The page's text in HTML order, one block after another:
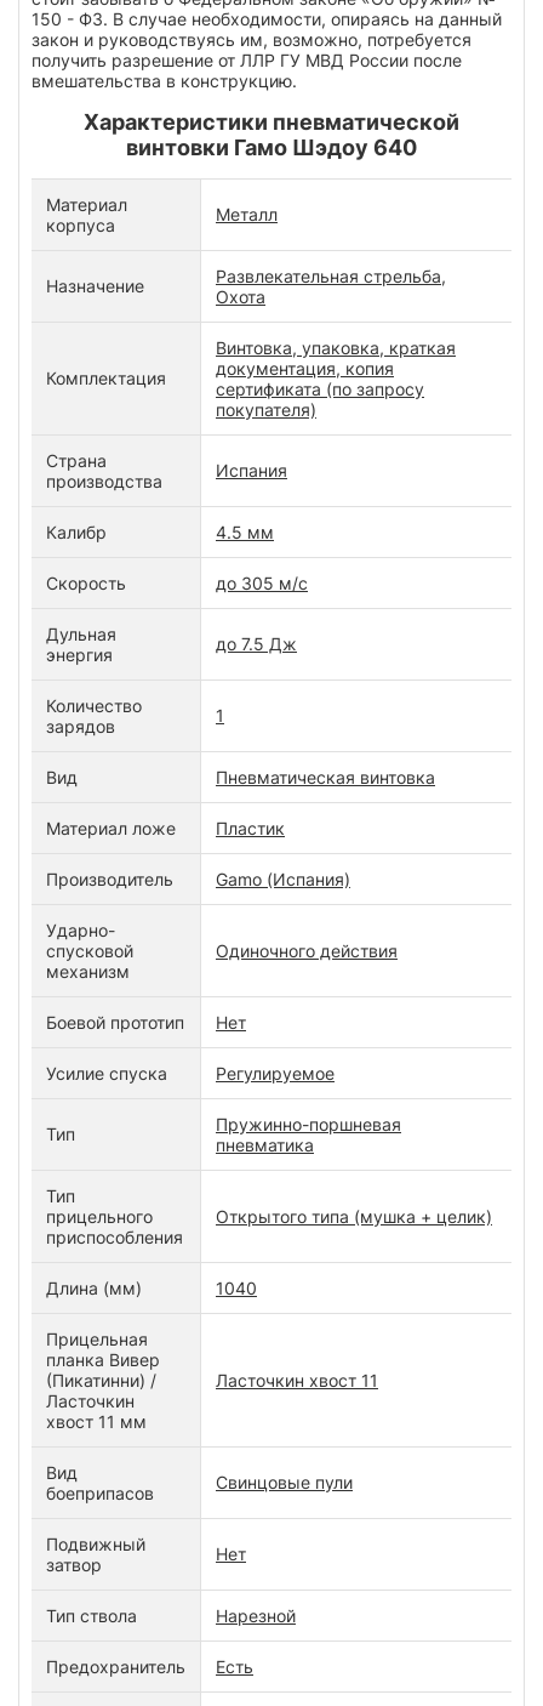
150 - ФЗ. В случае необходимости, опираясь на данный
закон и руководствуясь им, возможно, потребуется
получить разрешение от ЛЛР ГУ МВД России после
вмешательства в конструкцию.
Характеристики пневматической
винтовки Гамо Шэдоу 640
Материал
корпуса
Металл
Назначение
Развлекательная стрельба,
Охота
Комплектация
Винтовка, упаковка, краткая
документация, копия
сертификата (по запросу
покупателя)
Страна
производства
Испания
Калибр 4.5 мм
Скорость до 305 м/с
Дульная
энергия
до 7.5 Дж
Количество
зарядов
1
Вид Пневматическая винтовка
Материал ложе Пластик
Производитель Gamo (Испания)
Ударно-
спусковой
механизм
Одиночного действия
Боевой прототип Нет
Усилие спуска Регулируемое
Тип
Пружинно-поршневая
пневматика
Тип
прицельного
приспособления
Открытого типа (мушка + целик)
Длина (мм) 1040
Прицельная
планка Вивер
(Пикатинни) /
Ласточкин
хвост 11 мм
Ласточкин хвост 11
Вид
боеприпасов
Свинцовые пули
Подвижный
затвор
Нет
Тип ствола Нарезной
Предохранитель Есть